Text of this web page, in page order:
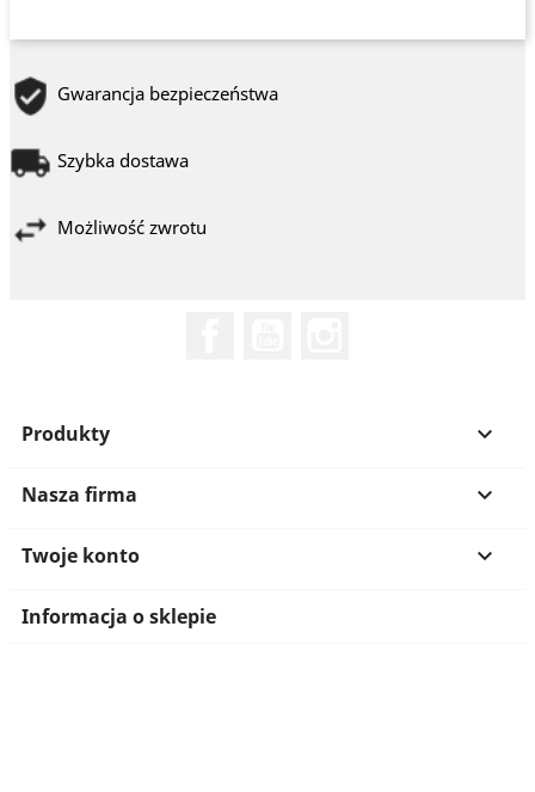
Gwarancja bezpieczeństwa
Szybka dostawa
Możliwość zwrotu
Produkty 
Nasza firma 
Twoje konto 
Informacja o sklepie